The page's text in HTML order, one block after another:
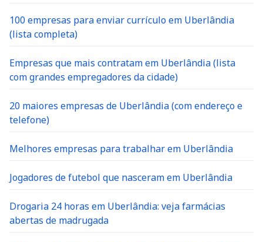
100 empresas para enviar currículo em Uberlândia
(lista completa)
Empresas que mais contratam em Uberlândia (lista
com grandes empregadores da cidade)
20 maiores empresas de Uberlândia (com endereço e
telefone)
Melhores empresas para trabalhar em Uberlândia
Jogadores de futebol que nasceram em Uberlândia
Drogaria 24 horas em Uberlândia: veja farmácias
abertas de madrugada